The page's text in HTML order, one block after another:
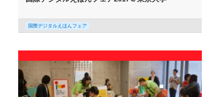
国際デジタルえほんフェア